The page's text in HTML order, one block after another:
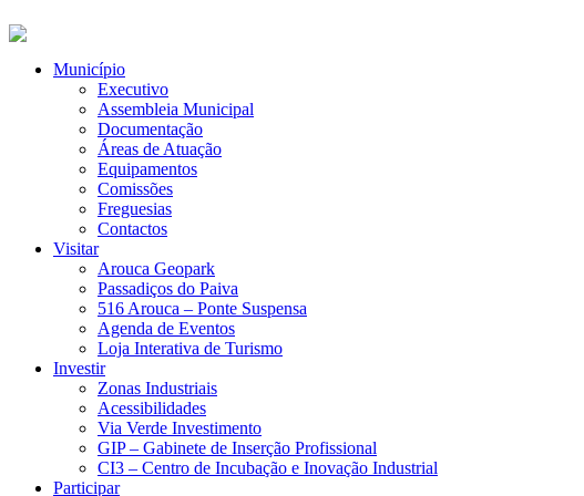
Município
Executivo
Assembleia Municipal
Documentação
Áreas de Atuação
Equipamentos
Comissões
Freguesias
Contactos
Visitar
Arouca Geopark
Passadiços do Paiva
516 Arouca – Ponte Suspensa
Agenda de Eventos
Loja Interativa de Turismo
Investir
Zonas Industriais
Acessibilidades
Via Verde Investimento
GIP – Gabinete de Inserção Profissional
CI3 – Centro de Incubação e Inovação Industrial
Participar